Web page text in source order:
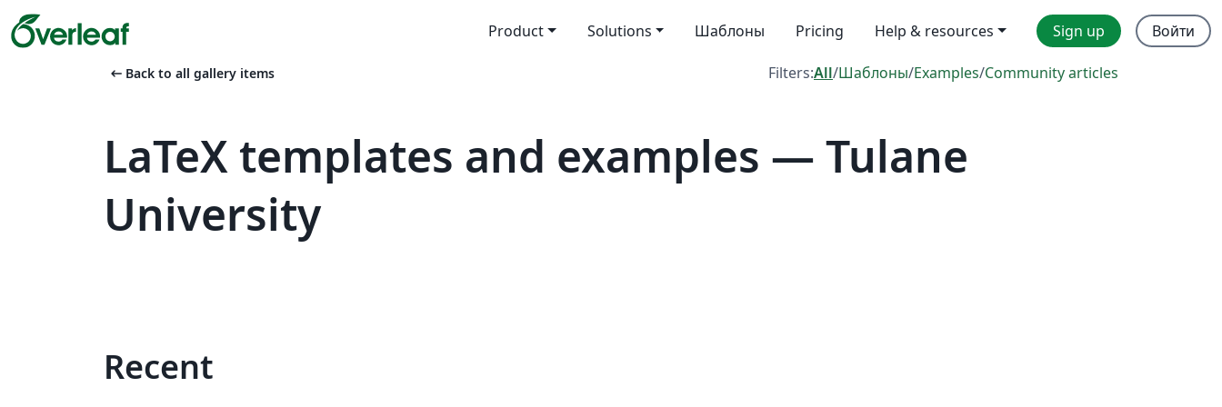
Product Solutions Шаблоны Pricing Help & resources Sign up Войти
arrow_left_alt Back to all gallery items Filters:All/Шаблоны/Examples/Community articles
LaTeX templates and examples — Tulane
University
Recent